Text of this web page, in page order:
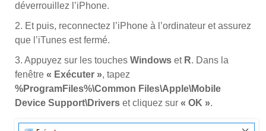
déverrouillez l’iPhone.
2. Et puis, reconnectez l’iPhone à l’ordinateur et assurez
que l’iTunes est fermé.
3. Appuyez sur les touches Windows et R. Dans la
fenêtre « Exécuter », tapez
%ProgramFiles%\Common Files\Apple\Mobile
Device Support\Drivers et cliquez sur « OK ».